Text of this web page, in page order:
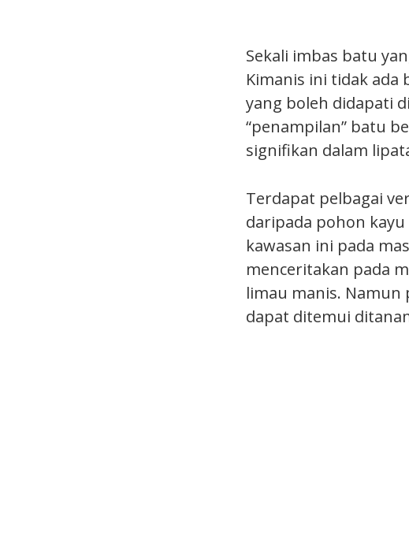
Sekali imbas batu
Kimanis ini tidak ada
yang boleh didapati
“penampilan” batu
signifikan dalam
Terdapat pelbagai
daripada pohon
kawasan ini pada
menceritakan pada
limau manis. Namun
dapat ditemui